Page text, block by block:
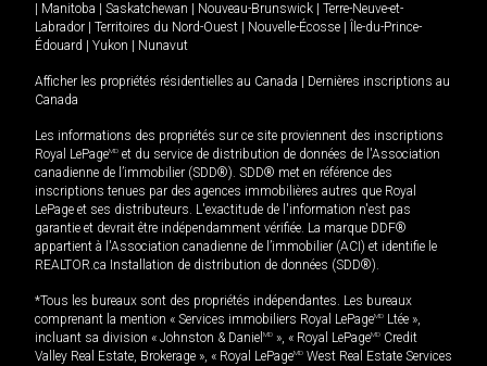
Manitoba Saskatchewan Nouveau-Brunswick
Terre-Neuve-et-
Labrador
Territoires du Nord-Ouest Nouvelle-Écosse
Île-du-Prince-
Édouard
Yukon Nunavut
Afficher les propriétés résidentielles au Canada
Dernières inscriptions au
Canada
Les informations des propriétés sur ce site proviennent des inscriptions
Royal LePageMD et du service de distribution de données de l'Association
canadienne de l’immobilier (SDD®). SDD® met en référence des
inscriptions tenues par des agences immobilières autres que Royal
LePage et ses distributeurs. L'exactitude de l'information n'est pas
garantie et devrait être indépendamment vérifiée. La marque DDF®
appartient à l'Association canadienne de l’immobilier (ACI) et identifie le
REALTOR.ca Installation de distribution de données (SDD®).
*Tous les bureaux sont des propriétés indépendantes. Les bureaux
comprenant la mention « Services immobiliers Royal LePageMD Ltée »,
incluant sa division « Johnston & Daniel MD », « Royal LePageMD Credit
Valley Real Estate, Brokerage », « Royal LePageMD West Real Estate Services